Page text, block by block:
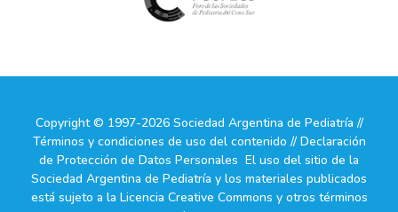
Copyright © 1997-2026 Sociedad Argentina de Pediatría //
Términos y condiciones de uso del contenido // Declaración
de Protección de Datos Personales El uso del sitio de la
Sociedad Argentina de Pediatría y los materiales publicados
está sujeto a la Licencia Creative Commons y otros términos